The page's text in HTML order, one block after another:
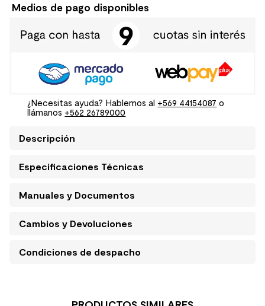
Medios de pago disponibles
¿Necesitas ayuda? Hablemos al +569 44154087 o
llámanos +562 26789000
Descripción
Especificaciones Técnicas
Manuales y Documentos
Cambios y Devoluciones
Condiciones de despacho